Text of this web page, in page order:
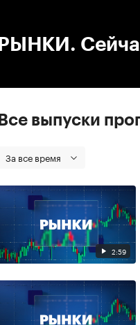
РЫНКИ.
Все выпуски
За все время
2:59